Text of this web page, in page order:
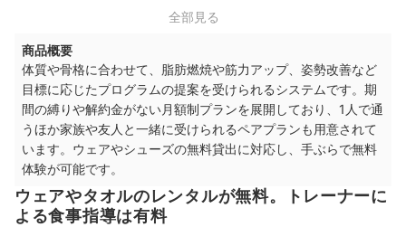
関西 36店舗
全部見る
商品概要
体質や骨格に合わせて、脂肪燃焼や筋力アップ、姿勢改善など
目標に応じたプログラムの提案を受けられるシステムです。期
間の縛りや解約金がない月額制プランを展開しており、1人で通
うほか家族や友人と一緒に受けられるペアプランも用意されて
います。ウェアやシューズの無料貸出に対応し、手ぶらで無料
体験が可能です。
ウェアやタオルのレンタルが無料。トレーナーに
よる食事指導は有料